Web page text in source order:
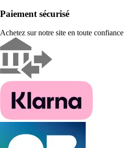
Paiement sécurisé
Achetez sur notre site en toute confiance